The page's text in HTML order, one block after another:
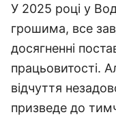
У 2025 році у
грошима, все
досягненні
працьовитості.
відчуття
призведе до